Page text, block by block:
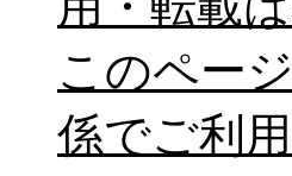
このペー
係でご利